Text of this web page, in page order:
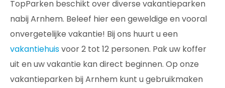
TopParken beschikt over diverse vakantieparken
nabij Arnhem. Beleef hier een geweldige en vooral
onvergetelijke vakantie! Bij ons huurt u een
vakantiehuisvoor 2 tot 12 personen. Pak uw koffer
uit en uw vakantie kan direct beginnen. Op onze
vakantieparken bij Arnhem kunt u gebruikmaken